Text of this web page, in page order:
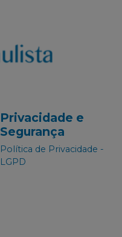
Privacidade e
Segurança
Política de Privacidade -
LGPD